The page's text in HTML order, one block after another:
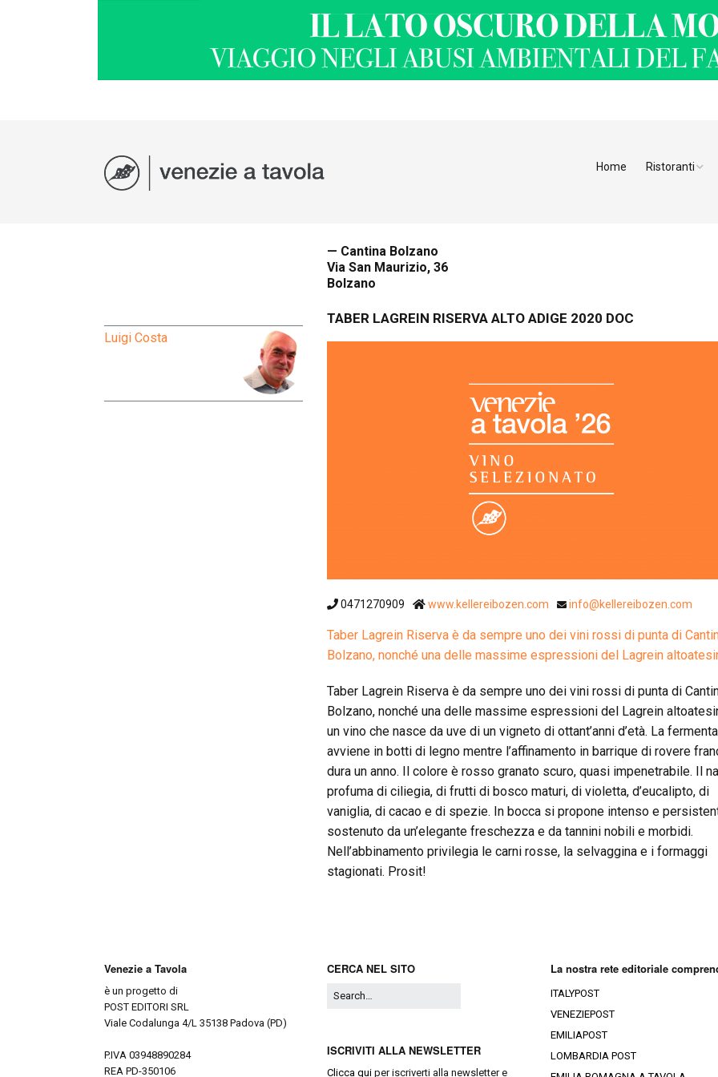
Home Ristoranti
Luigi Costa
— Cantina Bolzano
Via San Maurizio, 36
Bolzano
TABER LAGREIN RISERVA ALTO ADIGE 2020 DOC
0471270909 www.kellereibozen.com info@kellereibozen.com
Taber Lagrein Riserva è da sempre uno dei vini rossi di punta di
Bolzano, nonché una delle massime espressioni del Lagrein
Taber Lagrein Riserva è da sempre uno dei vini rossi di punta di
Bolzano, nonché una delle massime espressioni del Lagrein
un vino che nasce da uve di un vigneto di ottant’anni d’età. La
avviene in botti di legno mentre l’affinamento in barrique di rovere
dura un anno. Il colore è rosso granato scuro, quasi impenetrabile. Il
profuma di ciliegia, di frutti di bosco maturi, di violetta, d’eucalipto, di
vaniglia, di cacao e di spezie. In bocca si propone intenso e
sostenuto da un’elegante freschezza e da tannini nobili e morbidi.
Nell’abbinamento privilegia le carni rosse, la selvaggina e i formaggi
stagionati. Prosit!
Venezie a Tavola
è un progetto di
POST EDITORI SRL
Viale Codalunga 4/L 35138 Padova (PD)
P.IVA 03948890284
REA PD-350106
CERCA NEL SITO
ISCRIVITI ALLA NEWSLETTER
Clicca qui per iscriverti alla newsletter e
La nostra rete editoriale
ITALYPOST
VENEZIEPOST
EMILIAPOST
LOMBARDIA POST